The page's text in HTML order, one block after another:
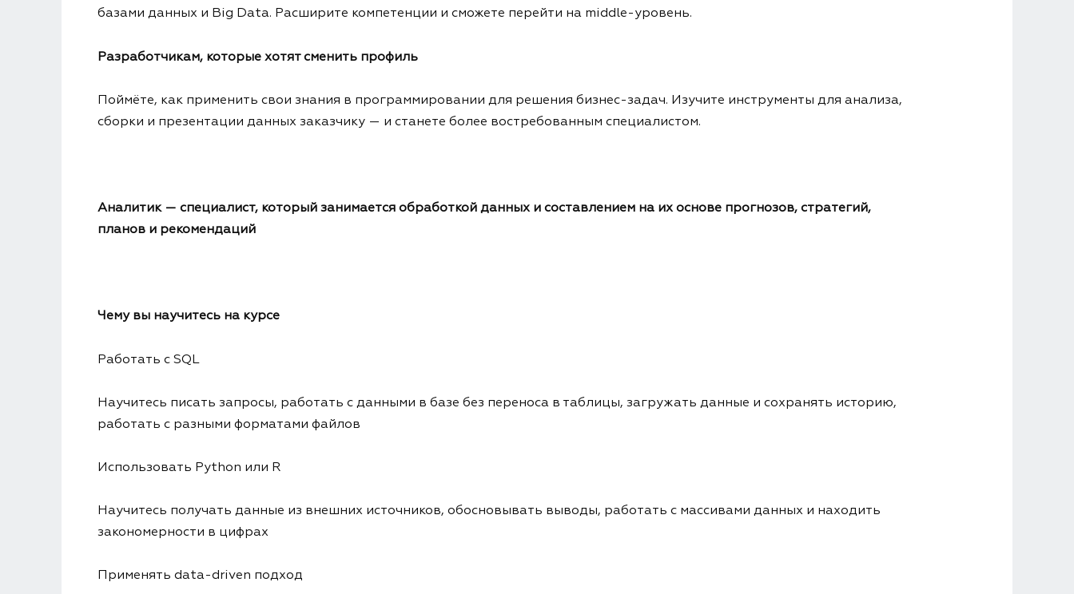
базами данных и Big Data. Расширите компетенции и сможете перейти на middle-уровень.
Разработчикам, которые хотят сменить профиль
Поймёте, как применить свои знания в программировании для решения бизнес-задач. Изучите инструменты для анализа,
сборки и презентации данных заказчику — и станете более востребованным специалистом.
Аналитик — специалист, который занимается обработкой данных и составлением на их основе прогнозов, стратегий,
планов и рекомендаций
Чему вы научитесь на курсе
Работать с SQL
Научитесь писать запросы, работать с данными в базе без переноса в таблицы, загружать данные и сохранять историю,
работать с разными форматами файлов
Использовать Python или R
Научитесь получать данные из внешних источников, обосновывать выводы, работать с массивами данных и находить
закономерности в цифрах
Применять data-driven подход